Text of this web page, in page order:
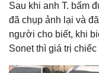
Sau khi anh T. bấm
đã chụp ảnh lại và
người cho biết, khi
Sonet thì giá trị